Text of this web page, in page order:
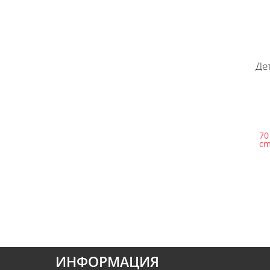
70
ИНФОРМАЦИЯ